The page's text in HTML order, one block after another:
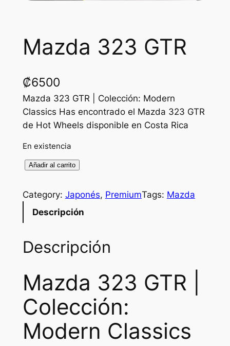
Mazda 323 GTR
₡6500
Mazda 323 GTR | Colección: Modern
Classics Has encontrado el Mazda 323 GTR
de Hot Wheels disponible en Costa Rica
En existencia
M
z
G
R
c
a
n
Añadir al carrito
Category: Japonés, PremiumTags: Mazda
Descripción
Descripción
Mazda 323 GTR |
Colección:
Modern Classics